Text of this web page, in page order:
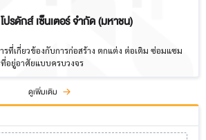
ปรดักส์ เซ็นเตอร์ จำกัด (มหาชน)
ที่เกี่ยวข้องกับการก่อสร้าง ตกแต่ง ต่อเติม ซ่อมแซม
อยู่อาศัยแบบครบวงจร
ดูเพิ่มเติม